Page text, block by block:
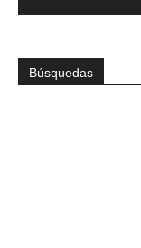
Búsquedas